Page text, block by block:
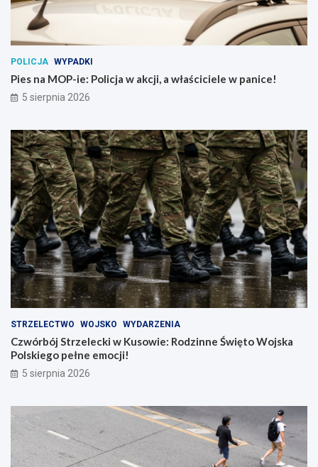
POLICJA WYPADKI
Pies na MOP-ie: Policja w akcji, a właściciele w panice!
5 sierpnia 2026
STRZELECTWO WOJSKO WYDARZENIA
Czwórbój Strzelecki w Kusowie: Rodzinne Święto Wojska
Polskiego pełne emocji!
5 sierpnia 2026